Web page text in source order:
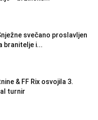
svečano proslavljen
branitelje i...
& FF Rix osvojila 3.
turnir